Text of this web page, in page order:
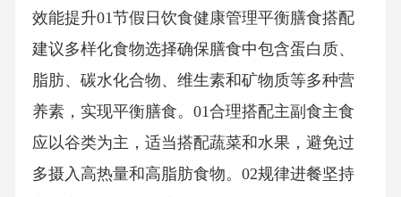
效能提升01节假日饮食健康管理平衡膳食搭配
建议多样化食物选择确保膳食中包含蛋白质、
脂肪、碳水化合物、维生素和矿物质等多种营
养素，实现平衡膳食。01合理搭配主副食主食
应以谷类为主，适当搭配蔬菜和水果，避免过
多摄入高热量和高脂肪食物。02规律进餐坚持